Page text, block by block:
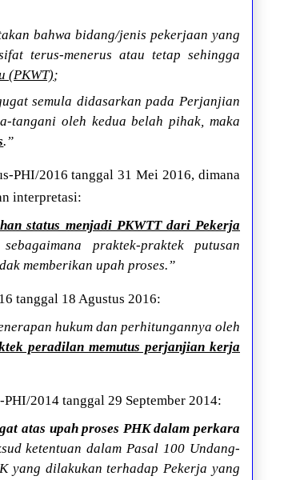
bahwa bidang/jenis pekerjaan yang
terus-menerus atau tetap sehingga
(PKWT);
semula didasarkan pada Perjanjian
tangani oleh kedua belah pihak, maka
.”
PHI/2016 tanggal 31 Mei 2016, dimana
interpretasi:
status menjadi PKWTT dari Pekerja
praktek-praktek putusan
memberikan upah proses.”
tanggal 18 Agustus 2016:
hukum dan perhitungannya oleh
peradilan memutus perjanjian kerja
2014 tanggal 29 September 2014:
atas upah proses PHK dalam perkara
ketentuan dalam Pasal 100 Undang-
yang dilakukan terhadap Pekerja yang